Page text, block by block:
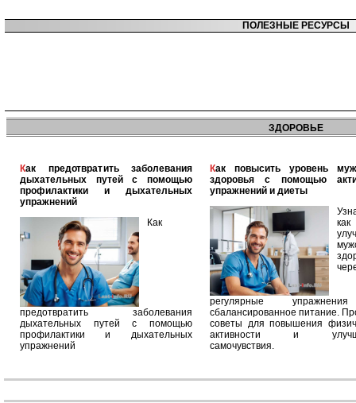
ПОЛЕЗНЫЕ РЕСУРСЫ
ЗДОРОВЬЕ
Как предотвратить заболевания
дыхательных путей с помощью
профилактики и дыхательных
упражнений
Как
предотвратить заболевания
дыхательных путей с помощью
профилактики и дыхательных
упражнений
Как повысить уровень мужского
здоровья с помощью
упражнений и диеты
как
регулярные
сбалансированное питание.
советы для повышения
активности и
самочувствия.